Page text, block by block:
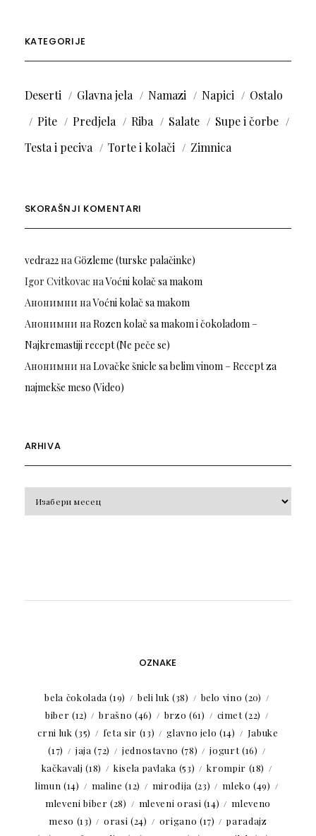
KATEGORIJE
Deserti Glavna jela Namazi Napici
Ostalo
Pite
Predjela Riba Salate
Supe i čorbe
Testa i peciva
Torte i kolači Zimnica
SKORAŠNJI KOMENTARI
vedra22наGözleme (turske palačinke)
Igor Cvitkovac наVoćni kolač sa makom
Анонимни наVoćni kolač sa makom
Анонимни наRozen kolač sa makom i čokoladom –
Najkremastiji recept (Ne peče se)
Анонимни наLovačke šnicle sa belim vinom – Recept za
najmekše meso (Video)
ARHIVA
OZNAKE
bela čokolada (19) beli luk (38) belo vino (20)
biber (12) brašno (46) brzo (61) cimet(22)
crni luk (35) feta sir (13) glavno jelo (14)
Jabuke
(17)
jaja (72) jednostavno (78) jogurt(16)
kačkavalj (18) kisela pavlaka (53) krompir (18)
limun (14) maline (12) mirođija (23) mleko (49)
mleveni biber (28) mleveni orasi (14)
mleveno
meso (13) orasi (24) origano (17)
paradajz